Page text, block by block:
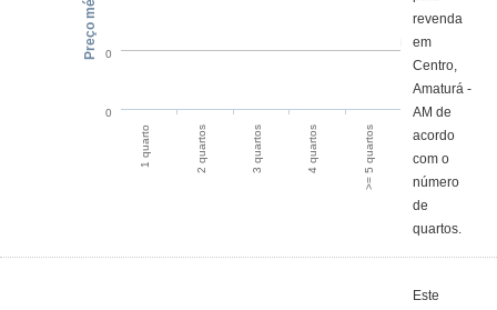
1 quarto 2 quartos 3 quartos 4 quartos >= 5 quartos
0
0
Preço médio
revenda
em
Centro,
Amaturá -
AM de
acordo
com o
número
de
quartos.
Este